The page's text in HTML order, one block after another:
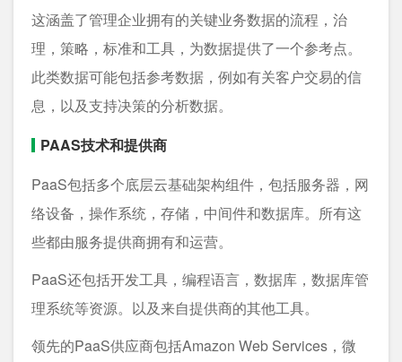
这涵盖了管理企业拥有的关键业务数据的流程，治
理，策略，标准和工具，为数据提供了一个参考点。
此类数据可能包括参考数据，例如有关客户交易的信
息，以及支持决策的分析数据。
PAAS技术和提供商
PaaS包括多个底层云基础架构组件，包括服务器，网
络设备，操作系统，存储，中间件和数据库。所有这
些都由服务提供商拥有和运营。
PaaS还包括开发工具，编程语言，数据库，数据库管
理系统等资源。以及来自提供商的其他工具。
领先的PaaS供应商包括Amazon Web Services，微